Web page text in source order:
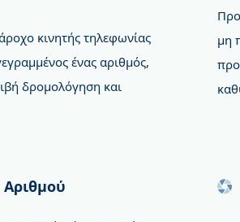
κινητής τηλεφωνίας
ένας αριθμός,
δρομολόγηση και
μη